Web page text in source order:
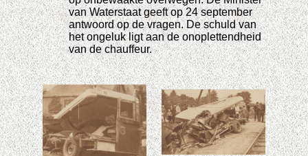
van Waterstaat geeft op 24 september
antwoord op de vragen. De schuld van
het ongeluk ligt aan de onoplettendheid
van de chauffeur.